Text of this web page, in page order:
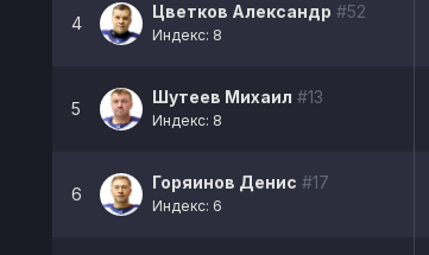
4
Цветков Александр #52
Индекс: 8
5
Шутеев Михаил #13
Индекс: 8
6
Горяинов Денис #17
Индекс: 6